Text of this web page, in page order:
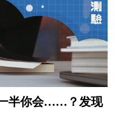
一半你会……？发现